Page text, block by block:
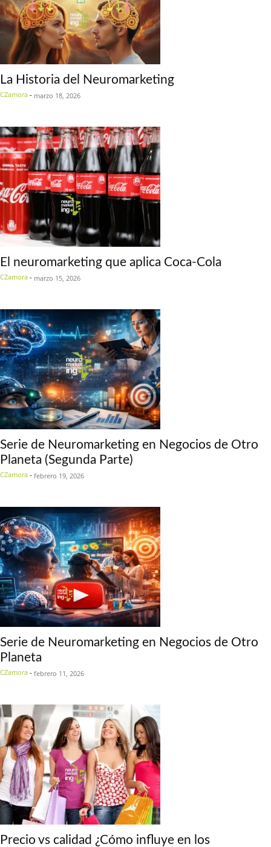
La Historia del Neuromarketing
CZamora - marzo 18, 2026
El neuromarketing que aplica Coca-Cola
CZamora - marzo 15, 2026
Serie de Neuromarketing en Negocios de Otro
Planeta (Segunda Parte)
CZamora - febrero 19, 2026
Serie de Neuromarketing en Negocios de Otro
Planeta
CZamora - febrero 11, 2026
Precio vs calidad ¿Cómo influye en los